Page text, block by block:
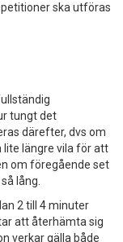
ska utföras
tungt det
därefter, dvs om
längre vila för att
om föregående set
lång.
2 till 4 minuter
att återhämta sig
verkar gälla både